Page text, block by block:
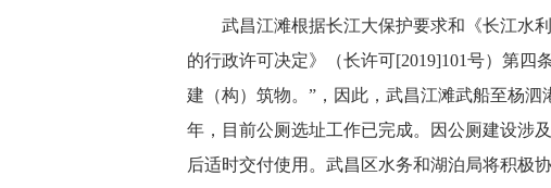
武昌江滩根据长江大保护要求和《长江水
的行政许可决定》（长许可[2019]101号）第四
建（构）筑物。”，因此，武昌江滩武船至杨
年，目前公厕选址工作已完成。因公厕建设涉
后适时交付使用。武昌区水务和湖泊局将积极